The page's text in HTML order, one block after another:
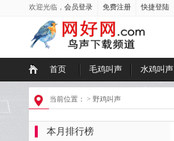
欢迎光临， 会员登录 免费注册 快捷登陆
首页 毛鸡叫声 水鸡叫声
当前位置： > 野鸡叫声
本月排行榜